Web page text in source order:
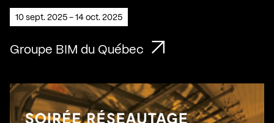
10 sept. 2025 - 14 oct. 2025
Groupe BIM du Québec